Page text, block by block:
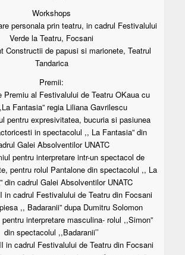
Workshops
personala prin teatru, in cadrul Festivalului
Verde la Teatru, Focsani
Constructii de papusi si marionete, Teatrul
Tandarica
Premii:
Premiu al Festivalului de Teatru OKaua cu
Fantasia” regia Liliana Gavrilescu
pentru expresivitatea, bucuria si pasiunea
in spectacolul ,, La Fantasia” din
Galei Absolventilor UNATC
pentru interpretare intr-un spectacol de
pentru rolul Pantalone din spectacolul ,, La
din cadrul Galei Absolventilor UNATC
in cadrul Festivalului de Teatru din Focsani
,, Badaranii” dupa Dumitru Solomon
interpretare masculina- rolul ,,Simon”
din spectacolul ,,Badaranii’’
in cadrul Festivalului de Teatru din Focsani